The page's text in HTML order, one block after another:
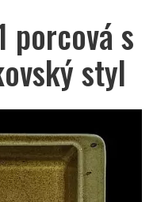
porcová s
styl